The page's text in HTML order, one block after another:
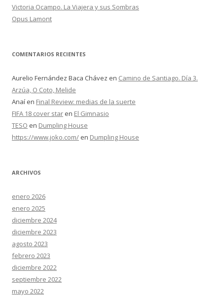
Victoria Ocampo. La Viajera y sus Sombras
Opus Lamont
COMENTARIOS RECIENTES
Aurelio Fernández Baca Chávez en Camino de Santiago. Día 3.
Arzúa, O Coto, Melide
Anaí en Final Review: medias de la suerte
FIFA 18 cover star en El Gimnasio
TESO en Dumpling House
https://www.joko.com/ en Dumpling House
ARCHIVOS
enero 2026
enero 2025
diciembre 2024
diciembre 2023
agosto 2023
febrero 2023
diciembre 2022
septiembre 2022
mayo 2022